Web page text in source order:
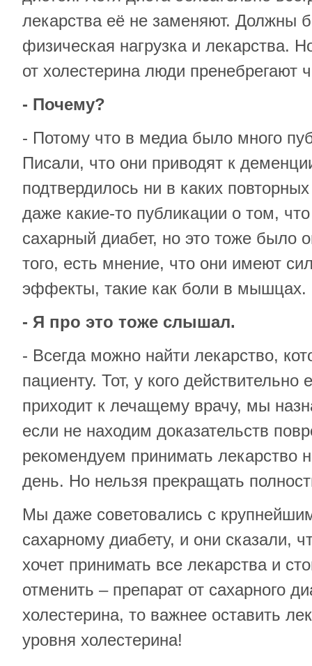
лекарства её не заменяют. Должны
физическая нагрузка и лекарства.
от холестерина люди пренебрегают
- Почему?
- Потому что в медиа было много
Писали, что они приводят к
подтвердилось ни в каких
даже какие-то публикации о том,
сахарный диабет, но это тоже было
того, есть мнение, что они имеют
эффекты, такие как боли в мышцах.
- Я про это тоже слышал.
- Всегда можно найти лекарство,
пациенту. Тот, у кого
приходит к лечащему врачу, мы
если не находим доказательств
рекомендуем принимать лекарство
день. Но нельзя прекращать
Мы даже советовались с
сахарному диабету, и они сказали,
хочет принимать все лекарства и
отменить – препарат от сахарного
холестерина, то важнее оставить
уровня холестерина!